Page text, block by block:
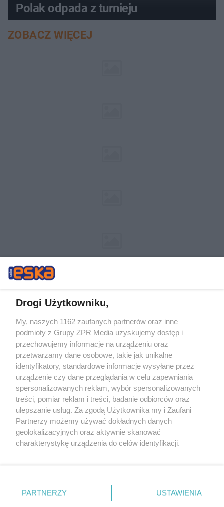
Polak odpada z turnieju
ZOBACZ WIĘCEJ
Żaden utwór zamieszczony w serwisie nie może być powielany i
rozpowszechniany lub dalej rozpowszechniany w jakikolwiek sposób (w
tym także elektroniczny lub mechaniczny) na jakimkolwiek polu
eksploatacji w jakiejkolwiek formie, włącznie z umieszczaniem w
Internecie bez pisemnej zgody właściciela praw. Jakiekolwiek użycie lub
wykorzystanie utworów w całości lub w części z naruszeniem prawa,
tzn. bez właściwej zgody, jest zabronione pod groźbą kary i może być
ścigane prawnie.
Drogi Użytkowniku,
My, naszych 1162 zaufanych partnerów oraz inne
podmioty z Grupy ZPR Media uzyskujemy dostęp i
przechowujemy informacje na urządzeniu oraz
przetwarzamy dane osobowe, takie jak unikalne
identyfikatory, standardowe informacje wysyłane przez
urządzenie czy dane przeglądania w celu zapewniania
spersonalizowanych reklam, wybór spersonalizowanych
treści, pomiar reklam i treści, badanie odbiorców oraz
ulepszanie usług. Za zgodą Użytkownika my i Zaufani
Partnerzy możemy używać dokładnych danych
geolokalizacyjnych oraz aktywnie skanować
charakterystykę urządzenia do celów identyfikacji.
zmienić/wycofać klikając przycisk ustawień prywatności
znajdujący się w lewym dolnym rogu strony
PARTNERZY USTAWIENIA